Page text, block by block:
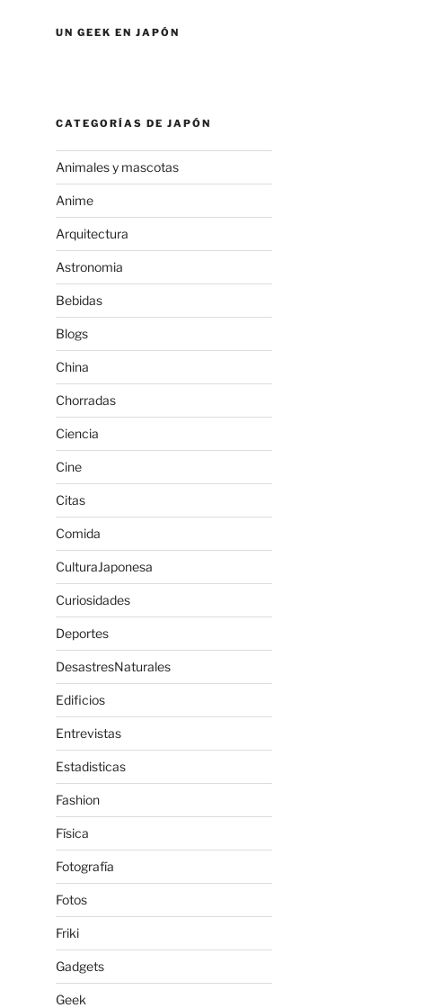
UN GEEK EN JAPÓN
CATEGORÍAS DE JAPÓN
Animales y mascotas
Anime
Arquitectura
Astronomia
Bebidas
Blogs
China
Chorradas
Ciencia
Cine
Citas
Comida
CulturaJaponesa
Curiosidades
Deportes
DesastresNaturales
Edificios
Entrevistas
Estadisticas
Fashion
Física
Fotografía
Fotos
Friki
Gadgets
Geek